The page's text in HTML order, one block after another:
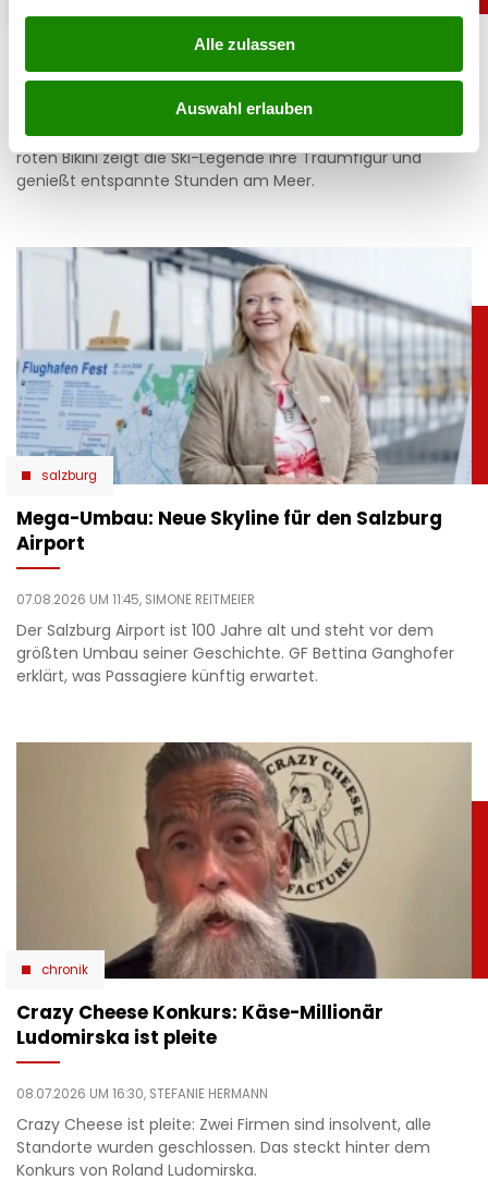
Alle zulassen
Auswahl erlauben
Heiß: Lindsey Vonn zeigt Traumfigur im Urlaub
JOVANA BOROJEVIC
Lindsey Vonn begeistert mit einem neuen Urlaubsfoto. Im
roten Bikini zeigt die Ski-Legende ihre Traumfigur und
genießt entspannte Stunden am Meer.
salzburg
Mega-Umbau: Neue Skyline für den Salzburg
Airport
07.08.2026 UM 11:45, SIMONE REITMEIER
Der Salzburg Airport ist 100 Jahre alt und steht vor dem
größten Umbau seiner Geschichte. GF Bettina Ganghofer
erklärt, was Passagiere künftig erwartet.
chronik
Crazy Cheese Konkurs: Käse-Millionär
Ludomirska ist pleite
08.07.2026 UM 16:30, STEFANIE HERMANN
Crazy Cheese ist pleite: Zwei Firmen sind insolvent, alle
Standorte wurden geschlossen. Das steckt hinter dem
Konkurs von Roland Ludomirska.